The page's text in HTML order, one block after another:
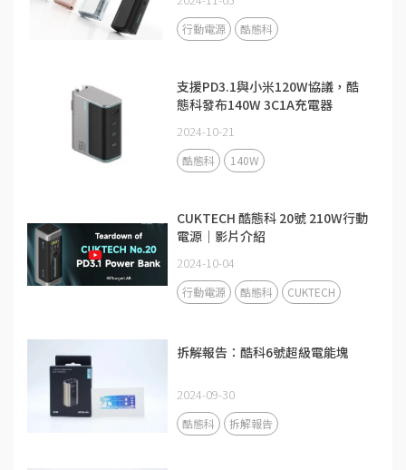
行動電源 酷態科
支援PD3.1與小米120W協議，酷
態科發布140W 3C1A充電器
2024-10-21
酷態科 140W
CUKTECH 酷態科 20號 210W行動
電源｜影片介紹
2024-10-04
行動電源 酷態科 CUKTECH
拆解報告：酷科6號超級電能塊
2024-09-30
酷態科 拆解報告